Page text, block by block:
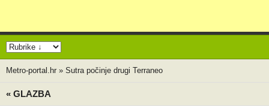
Metro-portal.hr » Sutra počinje drugi Terraneo
« GLAZBA